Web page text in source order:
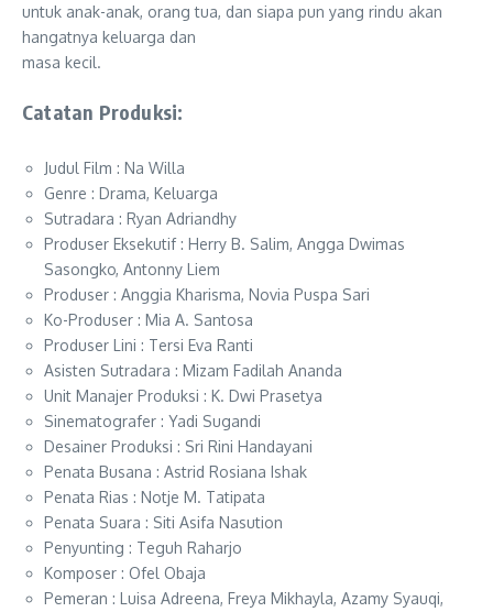
untuk anak-anak, orang tua, dan siapa pun yang rindu akan
hangatnya keluarga dan
masa kecil.
Catatan Produksi:
Judul Film : Na Willa
Genre : Drama, Keluarga
Sutradara : Ryan Adriandhy
Produser Eksekutif : Herry B. Salim, Angga Dwimas
Sasongko, Antonny Liem
Produser : Anggia Kharisma, Novia Puspa Sari
Ko-Produser : Mia A. Santosa
Produser Lini : Tersi Eva Ranti
Asisten Sutradara : Mizam Fadilah Ananda
Unit Manajer Produksi : K. Dwi Prasetya
Sinematografer : Yadi Sugandi
Desainer Produksi : Sri Rini Handayani
Penata Busana : Astrid Rosiana Ishak
Penata Rias : Notje M. Tatipata
Penata Suara : Siti Asifa Nasution
Penyunting : Teguh Raharjo
Komposer : Ofel Obaja
Pemeran : Luisa Adreena, Freya Mikhayla, Azamy Syauqi,